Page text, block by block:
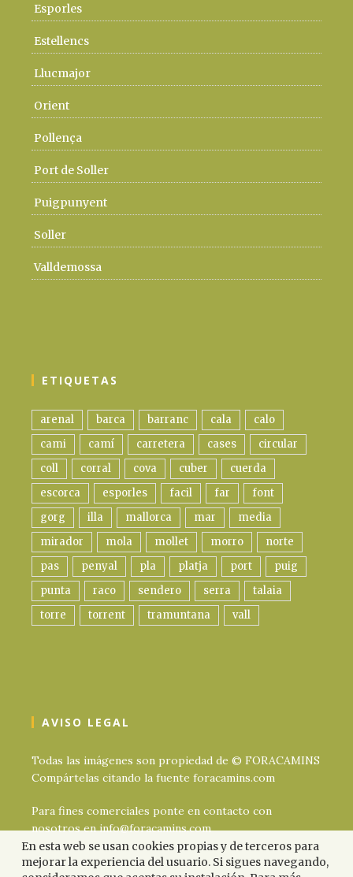
Esporles
Estellencs
Llucmajor
Orient
Pollença
Port de Soller
Puigpunyent
Soller
Valldemossa
ETIQUETAS
arenal barca barranc cala
calo
cami
camí carretera cases
circular
coll
corral cova cuber
cuerda
escorca
esporles facil far
font
gorg
illa mallorca mar
media
mirador
mola mollet morro
norte
pas
penyal pla platja port
puig
punta
raco sendero serra
talaia
torre
torrent tramuntana vall
AVISO LEGAL
Todas las imágenes son propiedad de © FORACAMINS
Compártelas citando la fuente foracamins.com
Para fines comerciales ponte en contacto con
nosotros en info@foracamins.com
En esta web se usan cookies propias y de terceros para
mejorar la experiencia del usuario. Si sigues navegando,